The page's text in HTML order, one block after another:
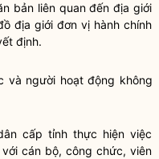
bản liên quan đến địa giới
địa giới đơn vị hành chính
định.
và người hoạt động không
cấp tỉnh thực hiện việc
cán bộ, công chức, viên